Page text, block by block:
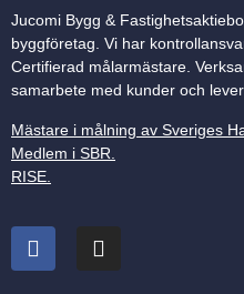
Jucomi Bygg &
byggföretag. Vi har
Certifierad målarmästare.
samarbete med kunder och
Mästare i målning av Sveriges
Medlem i SBR
RISE